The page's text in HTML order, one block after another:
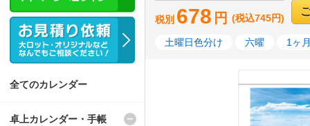
税別 678 円 (税込745円)
土曜日色分け 六曜 1ヶ
全てのカレンダー
卓上カレンダー・手帳